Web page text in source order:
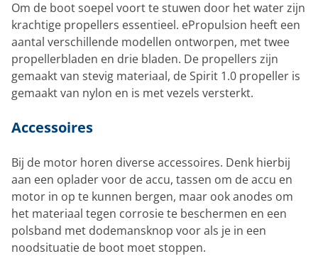
Om de boot soepel voort te stuwen door het water zijn
krachtige propellers essentieel. ePropulsion heeft een
aantal verschillende modellen ontworpen, met twee
propellerbladen en drie bladen. De propellers zijn
gemaakt van stevig materiaal, de Spirit 1.0 propeller is
gemaakt van nylon en is met vezels versterkt.
Accessoires
Bij de motor horen diverse accessoires. Denk hierbij
aan een oplader voor de accu, tassen om de accu en
motor in op te kunnen bergen, maar ook anodes om
het materiaal tegen corrosie te beschermen en een
polsband met dodemansknop voor als je in een
noodsituatie de boot moet stoppen.